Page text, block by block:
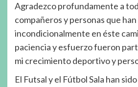
Agradezco profundamente a
compañeros y personas que
incondicionalmente en éste
paciencia y esfuerzo fueron
mi crecimiento deportivo y
El Futsal y el Fútbol Sala han